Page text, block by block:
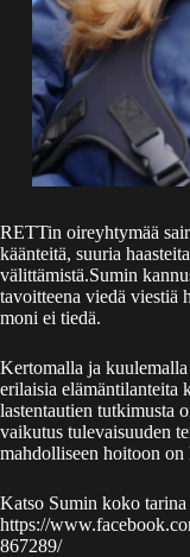
RETTin oireyhtymää
käänteitä, suuria
välittämistä.Sumin
tavoitteena viedä viestiä
moni ei tiedä.
Kertomalla ja
erilaisia elämäntilanteita
lastentautien tutkimusta
vaikutus tulevaisuuden
mahdolliseen hoitoon on
Katso Sumin koko
https://
867289/